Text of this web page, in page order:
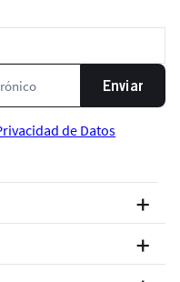
Enviar
de Datos